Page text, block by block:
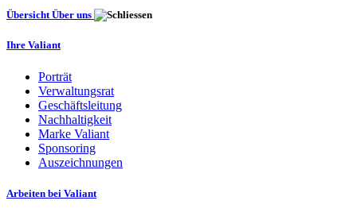
Übersicht Über uns
Ihre Valiant
Porträt
Verwaltungsrat
Geschäftsleitung
Nachhaltigkeit
Marke Valiant
Sponsoring
Auszeichnungen
Arbeiten bei Valiant